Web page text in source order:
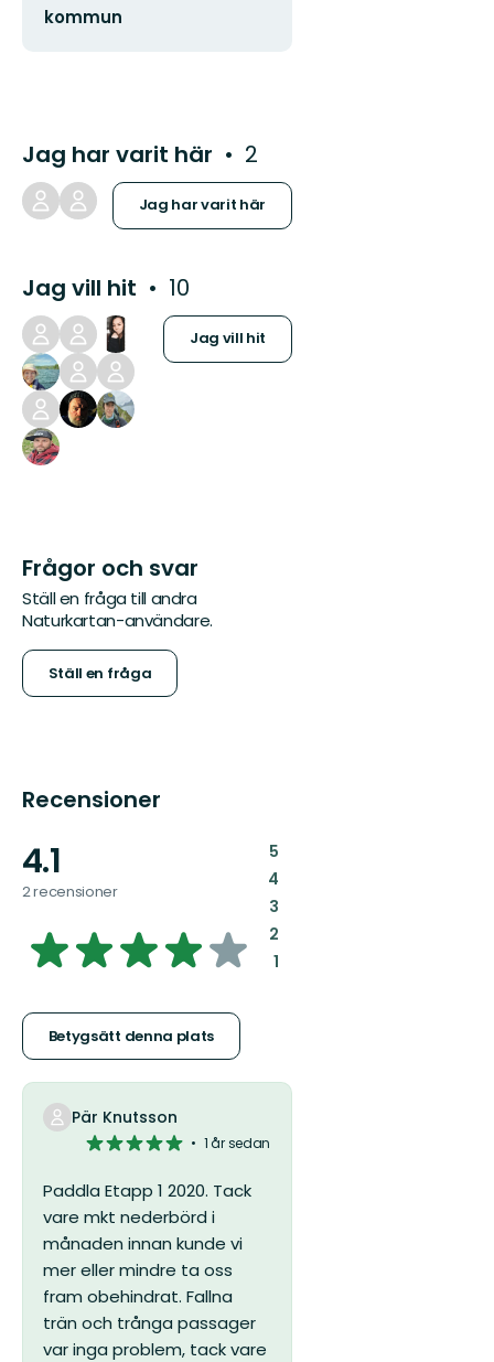
kommun
Jag har varit här 2
Jag har varit här
Jag vill hit 10
Jag vill hit
Frågor och svar
Ställ en fråga till andra
Naturkartan-användare.
Ställ en fråga
Recensioner
4.1
2 recensioner
4.0821237585943475
5
stjärnor
Betygsätt denna plats
5:
4:
3:
2:
1:
Pär Knutsson
5
5
stjärnor
1 år sedan
Paddla Etapp 1 2020. Tack
vare mkt nederbörd i
månaden innan kunde vi
mer eller mindre ta oss
fram obehindrat. Fallna
trän och trånga passager
var inga problem, tack vare